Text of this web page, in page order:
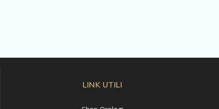
LINK UTILI